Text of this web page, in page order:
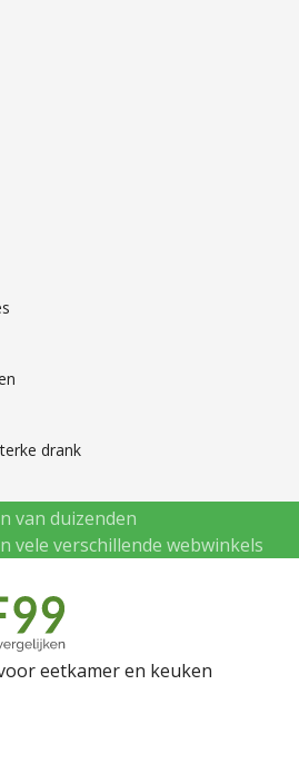
drank
van duizenden
vele verschillende webwinkels
eetkamer en keuken